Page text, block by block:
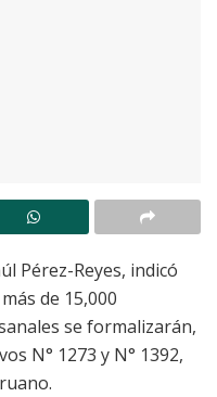
Pérez-Reyes, indicó
de 15,000
se formalizarán,
N° 1273 y N° 1392,